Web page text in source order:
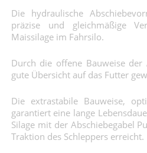
Die hydraulische
präzise und gleichmäßige
Maissilage im Fahrsilo.
Durch die offene Bauweise der
gute Übersicht auf das Futter
Die extrastabile Bauweise,
garantiert eine lange
Silage mit der Abschiebegabel
Traktion des Schleppers erreicht.